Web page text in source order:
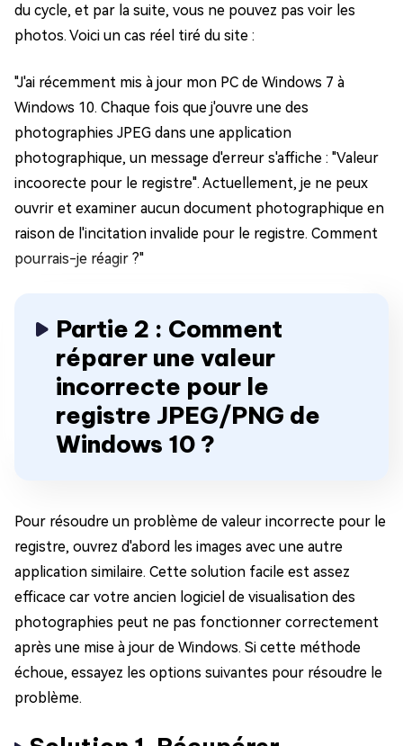
du cycle, et par la suite, vous ne pouvez pas voir les
photos. Voici un cas réel tiré du site :
"J'ai récemment mis à jour mon PC de Windows 7 à
Windows 10. Chaque fois que j'ouvre une des
photographies JPEG dans une application
photographique, un message d'erreur s'affiche : "Valeur
incoorecte pour le registre". Actuellement, je ne peux
ouvrir et examiner aucun document photographique en
raison de l'incitation invalide pour le registre. Comment
pourrais-je réagir ?"
Partie 2 : Comment
réparer une valeur
incorrecte pour le
registre JPEG/PNG de
Windows 10 ?
Pour résoudre un problème de valeur incorrecte pour le
registre, ouvrez d'abord les images avec une autre
application similaire. Cette solution facile est assez
efficace car votre ancien logiciel de visualisation des
photographies peut ne pas fonctionner correctement
après une mise à jour de Windows. Si cette méthode
échoue, essayez les options suivantes pour résoudre le
problème.